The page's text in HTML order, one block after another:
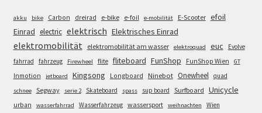
akku bike Carbon dreirad e-bike e-foil e-mobilität E-Scooter efoil
Einrad electric elektrisch Elektrisches Einrad
elektromobilität elektromobilität am wasser elektroquad euc
Evolve
fahrrad
fahrzeug Firewheel flite fliteboard FunShop FunShop Wien GT
Inmotion jetboard Kingsong Longboard Ninebot Onewheel quad
schnee Segway serie 2 Skateboard spass sup board Surfboard Unicycle
urban wasserfahrrad Wasserfahrzeug wassersport weihnachten
Wien